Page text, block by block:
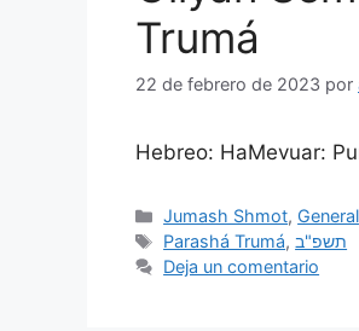
Trumá
22 de febrero de 2023 por
Hebreo: HaMevuar:
Jumash Shmot, General
Parashá Trumá,תשפ"ב
Deja un comentario